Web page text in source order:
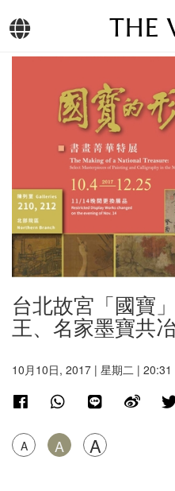
THE
台北故宮「國寶
王、名家墨寶共
10月10日, 2017 | 星期二 | 20:31
A A A